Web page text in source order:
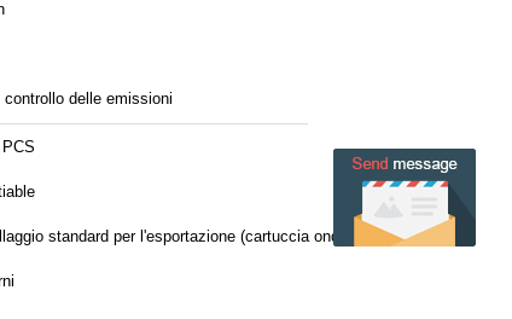
controllo delle emissioni
standard per l'esportazione (cartuccia ondulata) dimensione del
65*50*47cm qty/